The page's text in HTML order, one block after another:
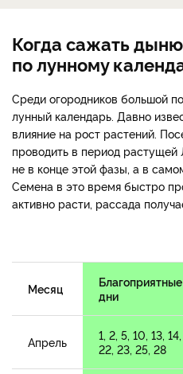
Когда сажать
по лунному
Среди огородников большой
лунный календарь. Давно
влияние на рост растений.
проводить в период растущей
не в конце этой фазы, а в
Семена в это время быстро
активно расти, рассада
Месяц
Благоприятные
дни
Апрель
1, 2, 5, 10, 13, 14,
22, 23, 25, 28